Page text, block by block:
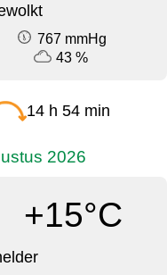
767 mmHg
43 %
14 h 54 min
2026
+15°C